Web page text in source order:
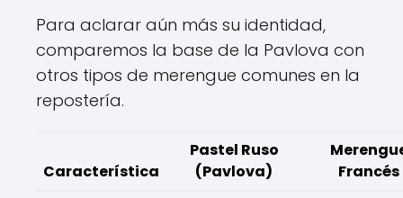
Para aclarar aún más su identidad,
comparemos la base de la Pavlova con
otros tipos de merengue comunes en la
repostería.
Característica
Pastel Ruso
(Pavlova)
Francés